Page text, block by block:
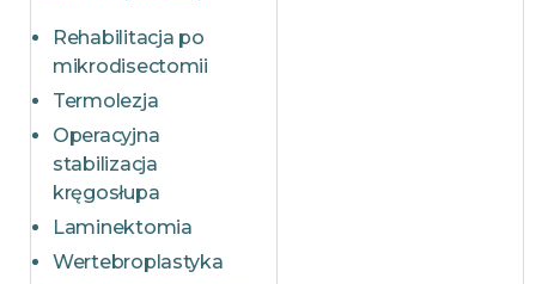
Rehabilitacja po
mikrodisectomii
Termolezja
Operacyjna
stabilizacja
kręgosłupa
Laminektomia
Wertebroplastyka